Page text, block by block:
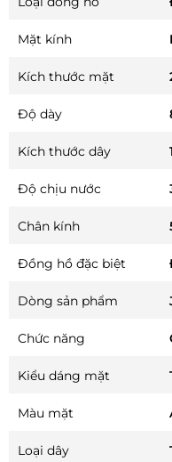
Mặt kính
Kích thước mặt
Độ dày
Kích thước dây
Độ chịu nước
Chân kính
Đồng hồ đặc biệt
Dòng sản phẩm
Chức năng
Kiểu dáng mặt
Màu mặt
Loại dây